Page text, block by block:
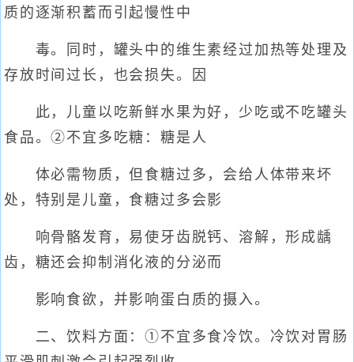
质的逐渐积蓄而引起慢性中
毒。同时，罐头中的维生素经过加热等处理及
存放时间过长，也会损失。因
此，儿童以吃新鲜水果为好，少吃或不吃罐头
食品。②不宜多吃糖：糖是人
体必需物质，但食糖过多，会给人体带来坏
处，特别是儿童，食糖过多会影
响骨骼发育，易使牙齿脱钙、溶解，形成龋
齿，糖还会抑制消化液的分泌而
影响食欲，并影响蛋白质的摄入。
二、饮料方面：①不宜多食冷饮。冷饮对胃肠